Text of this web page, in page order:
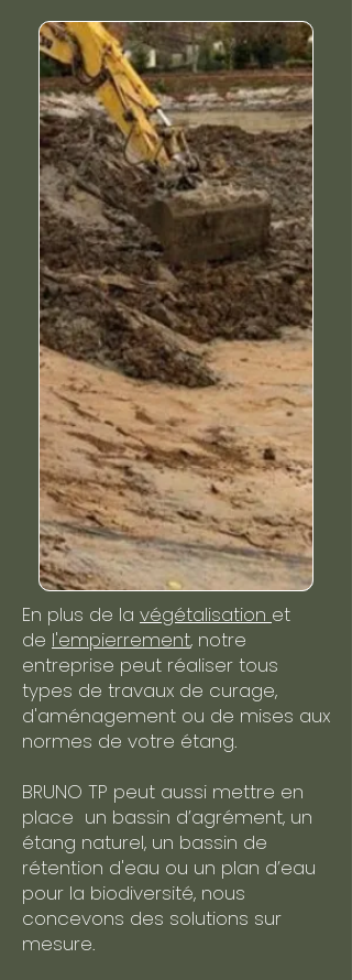
En plus de la végétalisation et
de l'empierrement, notre
entreprise peut réaliser tous
types de travaux de curage,
d'aménagement ou de mises aux
normes de votre étang.
BRUNO TP peut aussi mettre en
place un bassin d’agrément, un
étang naturel, un bassin de
rétention d'eau ou un plan d’eau
pour la biodiversité, nous
concevons des solutions sur
mesure.